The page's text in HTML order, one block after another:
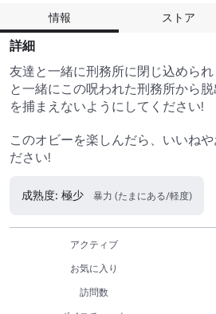
情報 ストア
詳細
友達と一緒に刑務所に閉じ込めら
と一緒にこの呪われた刑務所から
を捕まえないようにしてください!
このオビーを楽しんだら、いいね
ださい!
成熟度: 極少 暴力 (たまにある/軽度)
アクティブ
お気に入り
訪問数